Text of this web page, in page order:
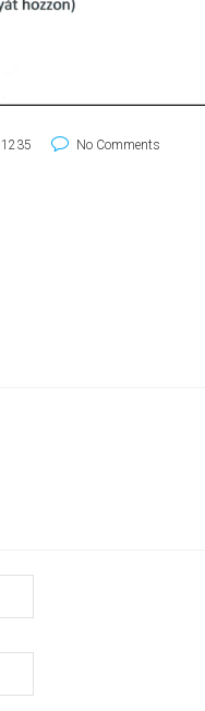
1235 No Comments